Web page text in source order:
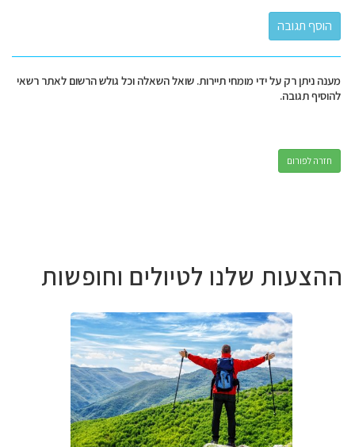
מענה ניתן רק על ידי מומחי תיירות. שואל השאלה וכל גולש הרשום לאתר רשאי
להוסיף תגובה.
חזרה לפורום
ההצעות שלנו לטיולים וחופשות